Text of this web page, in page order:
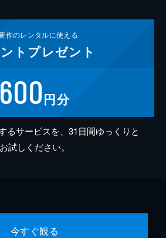
作のレンタルに使える
ト プレゼント
600円分
るサービスを、31日間ゆっくりと
お試しください。
今すぐ観る